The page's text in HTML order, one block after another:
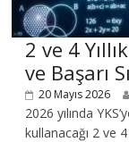
2 ve 4
ve Başarı
20 Mayıs 2026
2026 yılında
kullanacağı 2 ve